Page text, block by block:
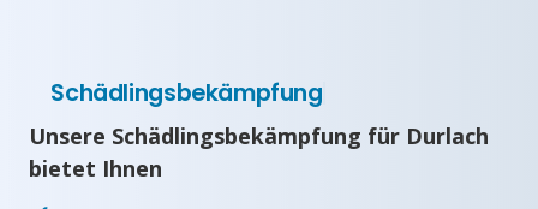
Schädlingsbekämpfung
Unsere Schädlingsbekämpfung für Durlach
bietet Ihnen